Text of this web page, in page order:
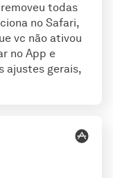
todas
no Safari,
vc não ativou
no App e
ajustes gerais,